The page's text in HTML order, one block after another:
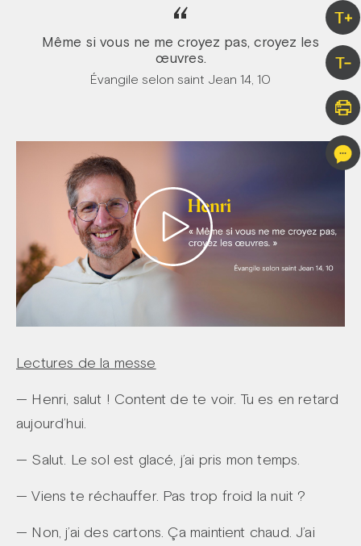
T+
T-
“
Même si vous ne me croyez pas, croyez les
œuvres.
Évangile selon saint Jean 14, 10
Lectures de la messe
— Henri, salut ! Content de te voir. Tu es en retard
aujourd’hui.
— Salut. Le sol est glacé, j’ai pris mon temps.
— Viens te réchauffer. Pas trop froid la nuit ?
— Non, j’ai des cartons. Ça maintient chaud. J’ai